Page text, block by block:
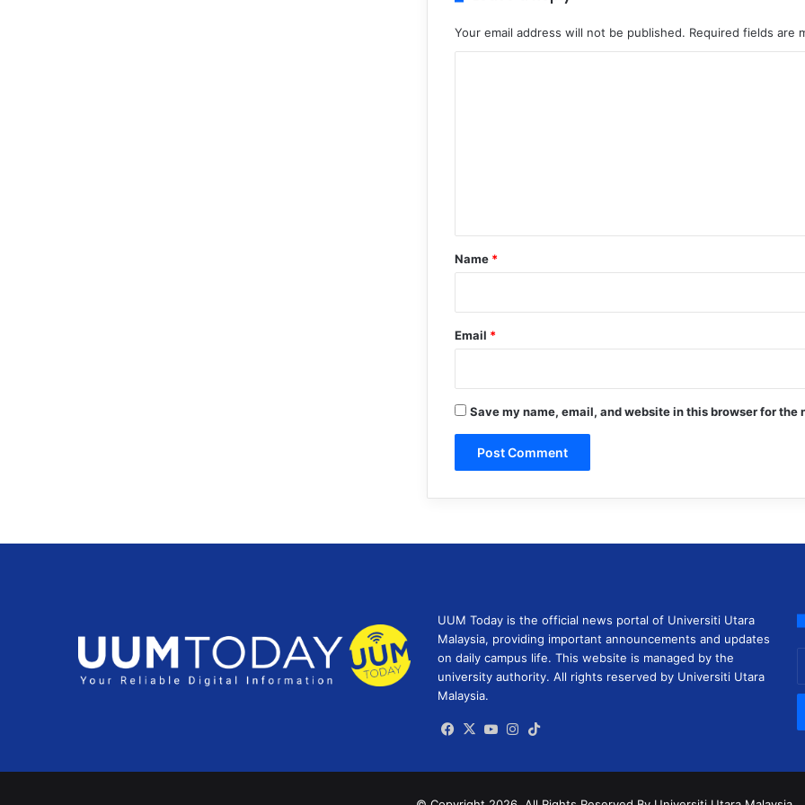
Your email address will not be published. Required fields are
*
Name *
Email *
Save my name, email, and website in this browser for the
UUM Today is the official news portal of Universiti Utara
Malaysia, providing important announcements and updates
on daily campus life. This website is managed by the
university authority. All rights reserved by Universiti Utara
Malaysia.
Facebook
X YouTubeInstagram